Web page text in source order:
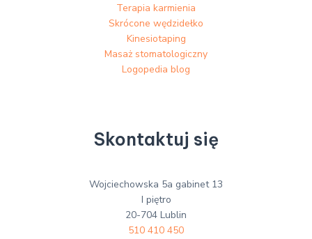
Terapia karmienia
Skrócone wędzidełko
Kinesiotaping
Masaż stomatologiczny
Logopedia blog
Skontaktuj się
Wojciechowska 5a gabinet 13
I piętro
20-704 Lublin
510 410 450